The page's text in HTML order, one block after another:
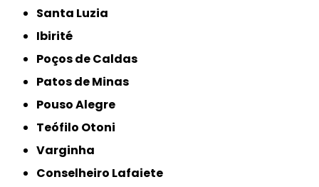
Santa Luzia
Ibirité
Poços de Caldas
Patos de Minas
Pouso Alegre
Teófilo Otoni
Varginha
Conselheiro Lafaiete